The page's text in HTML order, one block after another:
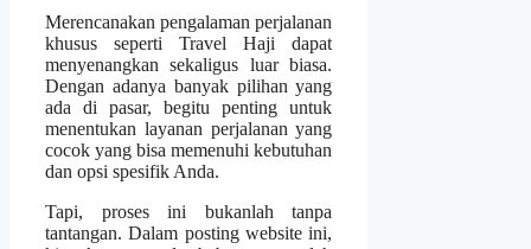
Merencanakan pengalaman perjalanan
khusus seperti Travel Haji dapat
menyenangkan sekaligus luar biasa.
Dengan adanya banyak pilihan yang
ada di pasar, begitu penting untuk
menentukan layanan perjalanan yang
cocok yang bisa memenuhi kebutuhan
dan opsi spesifik Anda.
Tapi, proses ini bukanlah tanpa
tantangan. Dalam posting website ini,